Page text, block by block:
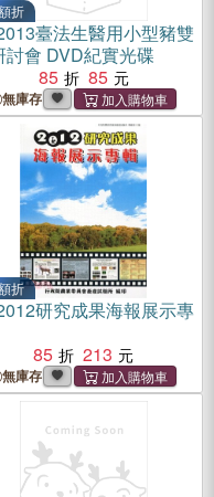
折
臺法生醫用小型豬雙
討會 DVD紀實光碟
85
85
無庫存
折
研究成果海報展示專
85
213
無庫存